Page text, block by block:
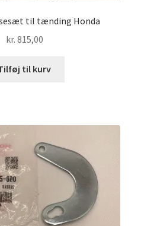
til tænding Honda
kr. 815,00
til kurv